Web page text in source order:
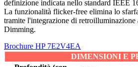
definizione indicata nello standard IEEE
La funzionalità flicker-free elimina lo
tramite l'integrazione di
Dimming.
Brochure HP 7E2V4EA
DIMENSIONI E